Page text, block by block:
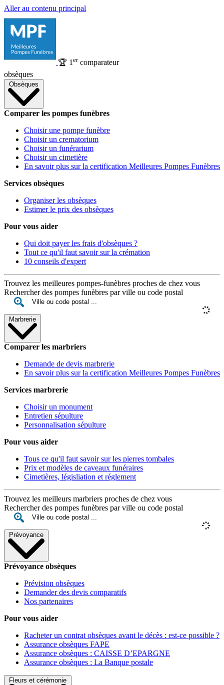
Aller au contenu principal
🏆 1 ercomparateur
obsèques
Obsèques
Comparer les pompes funèbres
Choisir une pompe funèbre
Choisir un crematorium
Choisir un funérarium
Choisir un cimetière
En savoir plus sur la certification Meilleures Pompes Funèbres
Services obsèques
Organiser les obsèques
Estimer le prix des obsèques
Pour vous aider
Qui doit payer les frais d'obsèques ?
Tout ce qu'il faut savoir sur la crémation
10 conseils d'expert
Trouvez les meilleures pompes-funèbres proches de chez vous
Rechercher des pompes funèbres par ville ou code postal
Marbrerie
Comparer les marbriers
Demande de devis marbrerie
En savoir plus sur la certification Meilleures Pompes Funèbres
Services marbrerie
Choisir un monument
Entretien sépulture
Personnalisation sépulture
Pour vous aider
Tous ce qu'il faut savoir sur les pierres tombales
Prix et modèles de caveaux funéraires
Cimetières, législiation et réglement
Trouvez les meilleurs marbriers proches de chez vous
Rechercher des pompes funèbres par ville ou code postal
Prévoyance
Prévoyance obsèques
Prévision obsèques
Demander des devis comparatifs
Nos partenaires
Pour vous aider
Racheter un contrat obsèques avant le décès : est-ce possible ?
Assurance obsèques FAPE
Assurance obsèques : CAISSE D’EPARGNE
Assurance obsèques : La Banque postale
Fleurs et cérémonie